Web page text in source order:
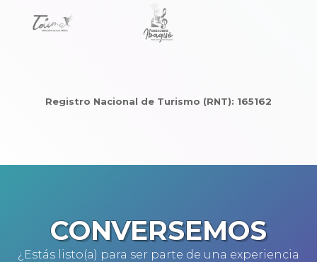
Registro Nacional de Turismo (RNT): 165162
CONVERSEMOS
¿Estás listo(a) para ser parte de una experiencia